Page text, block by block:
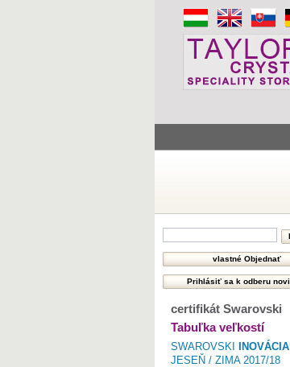
certifikát Swarovski
Tabuľka veľkostí
SWAROVSKI
INOVÁCIA
JESEŇ / ZIMA 2017/18